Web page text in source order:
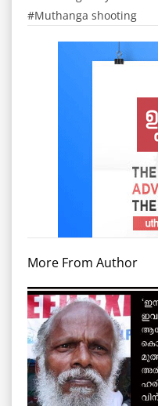
Muthanga shooting
More From Author